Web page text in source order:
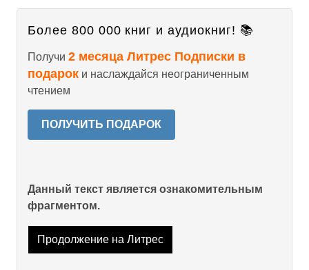
Более 800 000 книг и аудиокниг! 📚
Получи 2 месяца Литрес Подписки в
подарок и наслаждайся неограниченным
чтением
ПОЛУЧИТЬ ПОДАРОК
Данный текст является ознакомительным
фрагментом.
Продолжение на Литрес